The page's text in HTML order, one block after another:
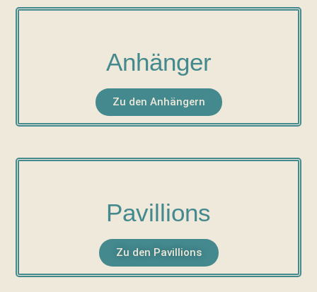
Anhänger
Zu den Anhängern
Pavillions
Zu den Pavillions